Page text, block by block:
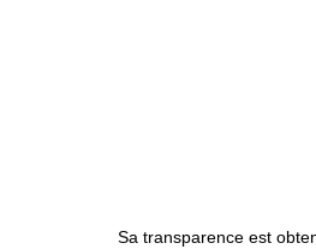
Sa transparence est